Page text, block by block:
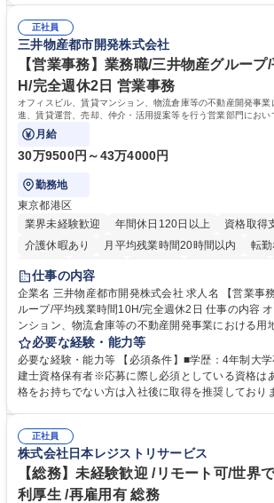
正社員
三井物産都市開発株式会社
【営業事務】業務職/三井物産グルー
H/完全週休2日 営業事務
オフィスビル、賃貸マンション、物流倉庫等の不動産開発事
進、賃貸運営、売却、仲介・活用提案等を行う営業部門におい
ます。
月給
30万9500円～43万4000円
勤務地
東京都港区
業界未経験歓迎
年間休日120日以上
資格取得
介護休暇あり
月平均残業時間20時間以内 転勤
在宅OK
賞与あり
駅近5分以内
土日祝休み 寮・社宅あり
仕事の内容
企業名 三井物産都市開発株式会社 求人名 【営業事務】業務職/三井物産グ
ループ/平均残業時間10H/完全週休2日 仕事の内容 オフィスビル、賃貸マ
ンション、物流倉庫等の不動産開発事業における用
貸運営、売却、仲介・活用提案等を行う営業部門に
いただきます。 【詳細】・契約書管理、契約書製本、捺印対応、ファイリ
ング、登記簿取得、調書取得・支払業務（各種費用
求・支払データ登録、取引先マスター申請対応）・
の他に担当頂く業務が発生する場合があります。 募集職種 【営業事務】
業務職/三井物産グループ/平均残業時間10H/完全週休
必要な経験・能力等
必要な経験・能力等 【必須条件】■学歴：4年制大
建士資格保有者※応募に際し必須としている資格は
格をお持ちでない方は入社後に取得を推奨しており
ション力がある方。 ・チャレンジを厭わず、粘り強
方。多様な関係者と謙虚に信頼関係を構築でき、期
ール管理が出来る方。※将来的に他部署（営業部門
へのジョブローテーションの可能性があります。 学歴・資格 学歴：大学
正社員
株式会社日本レジストリサービス
【総務】未経験歓迎 /リモート可/世界
利厚生 /再雇用有 総務